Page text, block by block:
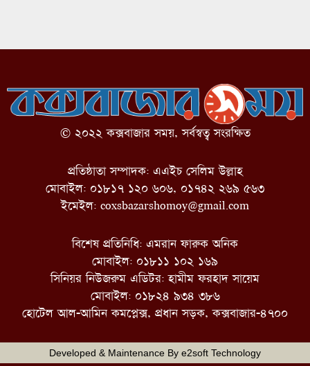
© ২০২২ কক্সবাজার সময়, সর্বস্বত্ব সংরক্ষিত
প্রতিষ্ঠাতা সম্পাদক: এএইচ সেলিম উল্লাহ
মোবাইল: ০১৮১৭ ১২০ ৬০৬, ০১৭৪২ ২৬৯ ৫৬৩
ইমেইল: coxsbazarshomoy@gmail.com
বিশেষ প্রতিনিধি: এমরান ফারুক অনিক
মোবাইল: ০১৮১১ ১০২ ১৬৯
সিনিয়র নিউজরুম এডিটর: হামীম ফরহাদ সায়েম
মোবাইল: ০১৮২৪ ৯৩৪ ৩৮৬
হোটেল আল-আমিন কমপ্লেক্স, প্রধান সড়ক, কক্সবাজার-৪৭০০
Developed & Maintenance By e2soft Technology